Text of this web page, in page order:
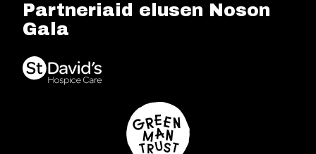
Partneriaid elusen Noson
Gala